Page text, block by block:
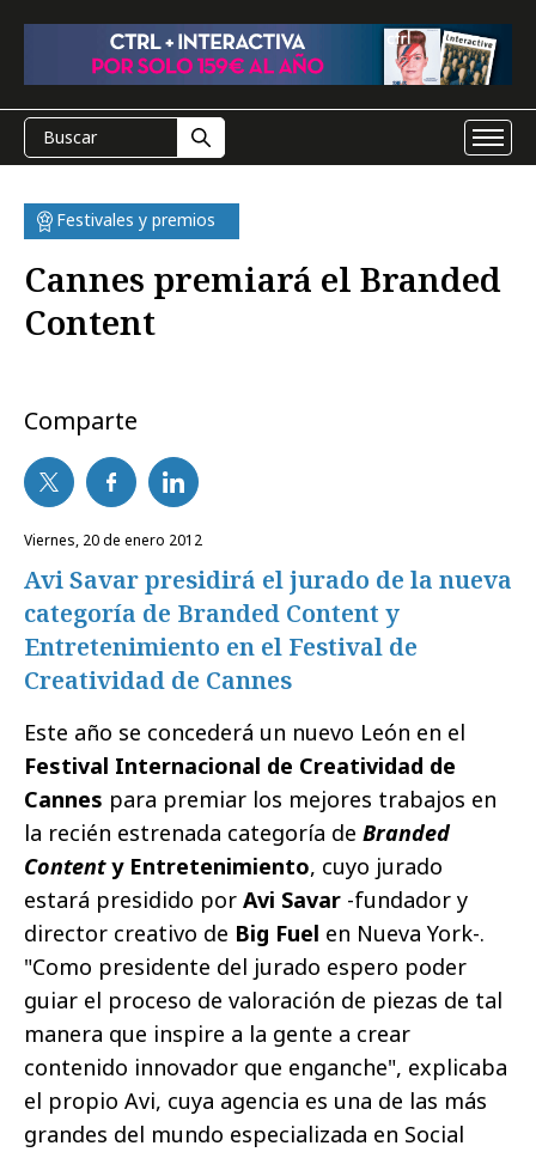
Festivales y premios
Cannes premiará el Branded
Content
Comparte
viernes, 20 de enero 2012
Avi Savar presidirá el jurado de la nueva
categoría de Branded Content y
Entretenimiento en el Festival de
Creatividad de Cannes
Este año se concederá un nuevo León en el
Festival Internacional de Creatividad de
Cannes para premiar los mejores trabajos en
la recién estrenada categoría de Branded
Contenty Entretenimiento, cuyo jurado
estará presidido por Avi Savar -fundador y
director creativo de Big Fuel en Nueva York-.
"Como presidente del jurado espero poder
guiar el proceso de valoración de piezas de tal
manera que inspire a la gente a crear
contenido innovador que enganche", explicaba
el propio Avi, cuya agencia es una de las más
grandes del mundo especializada en Social